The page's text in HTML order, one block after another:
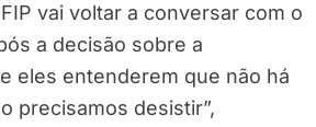
vai voltar a conversar com o
a decisão sobre a
eles entenderem que não há
precisamos desistir”,